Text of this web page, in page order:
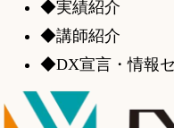
◆実績紹介
◆講師紹介
◆DX宣言・情報